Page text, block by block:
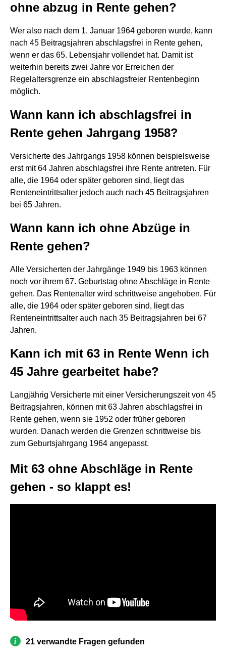
ohne abzug in Rente gehen?
Wer also nach dem 1. Januar 1964 geboren wurde, kann
nach 45 Beitragsjahren abschlagsfrei in Rente gehen,
wenn er das 65. Lebensjahr vollendet hat. Damit ist
weiterhin bereits zwei Jahre vor Erreichen der
Regelaltersgrenze ein abschlagsfreier Rentenbeginn
möglich.
Wann kann ich abschlagsfrei in
Rente gehen Jahrgang 1958?
Versicherte des Jahrgangs 1958 können beispielsweise
erst mit 64 Jahren abschlagsfrei ihre Rente antreten. Für
alle, die 1964 oder später geboren sind, liegt das
Renteneintrittsalter jedoch auch nach 45 Beitragsjahren
bei 65 Jahren.
Wann kann ich ohne Abzüge in
Rente gehen?
Alle Versicherten der Jahrgänge 1949 bis 1963 können
noch vor ihrem 67. Geburtstag ohne Abschläge in Rente
gehen. Das Rentenalter wird schrittweise angehoben. Für
alle, die 1964 oder später geboren sind, liegt das
Renteneintrittsalter auch nach 35 Beitragsjahren bei 67
Jahren.
Kann ich mit 63 in Rente Wenn ich
45 Jahre gearbeitet habe?
Langjährig Versicherte mit einer Versicherungszeit von 45
Beitragsjahren, können mit 63 Jahren abschlagsfrei in
Rente gehen, wenn sie 1952 oder früher geboren
wurden. Danach werden die Grenzen schrittweise bis
zum Geburtsjahrgang 1964 angepasst.
Mit 63 ohne Abschläge in Rente
gehen - so klappt es!
21 verwandte Fragen gefunden